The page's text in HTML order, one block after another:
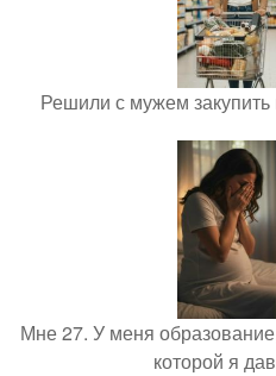
Решили с мужем
Мне 27. У меня
которой я